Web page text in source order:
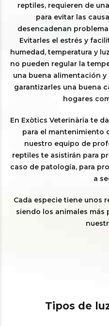
reptiles, requieren de
para evitar las
desencadenan
Evitarles el estrés y
humedad, temperatura y
no pueden regular la
una buena alimentación
garantizarles una buena
hogares
En Exòtics Veterinària te
para el mantenimiento
nuestro equipo de
reptiles te asistirán para
caso de patología, para
a
Cada especie tiene unos
siendo los animales más
Tipos de